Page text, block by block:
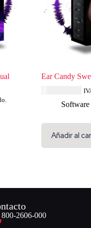
Ear Candy
Software
Añadir al
800-2606-000